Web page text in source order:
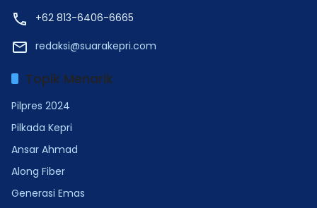
+62 813-6406-6665
redaksi@suarakepri.com
Topik Menarik
Pilpres 2024
Pilkada Kepri
Ansar Ahmad
Along Fiber
Generasi Emas